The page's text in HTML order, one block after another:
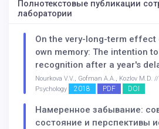
Полнотекстовые публикации
лаборатории
On the very-long-term effect
own memory: The intention
recognition after a year's
Nourkova V.V., Gofman A.A., Kozlov M.D.
Psychology
2018 PDF DOI
Намеренное забывание:
состояние и перспективы